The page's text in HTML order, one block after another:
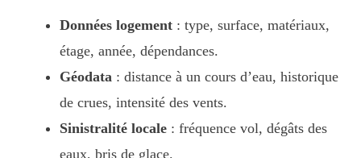
Données logement : type, surface, matériaux,
étage, année, dépendances.
Géodata : distance à un cours d’eau, historique
de crues, intensité des vents.
Sinistralité locale : fréquence vol, dégâts des
eaux, bris de glace.